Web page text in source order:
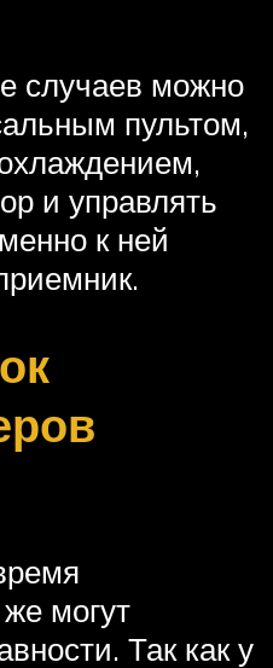
случаев можно
пультом,
и управлять
к ней
могут
Так как у